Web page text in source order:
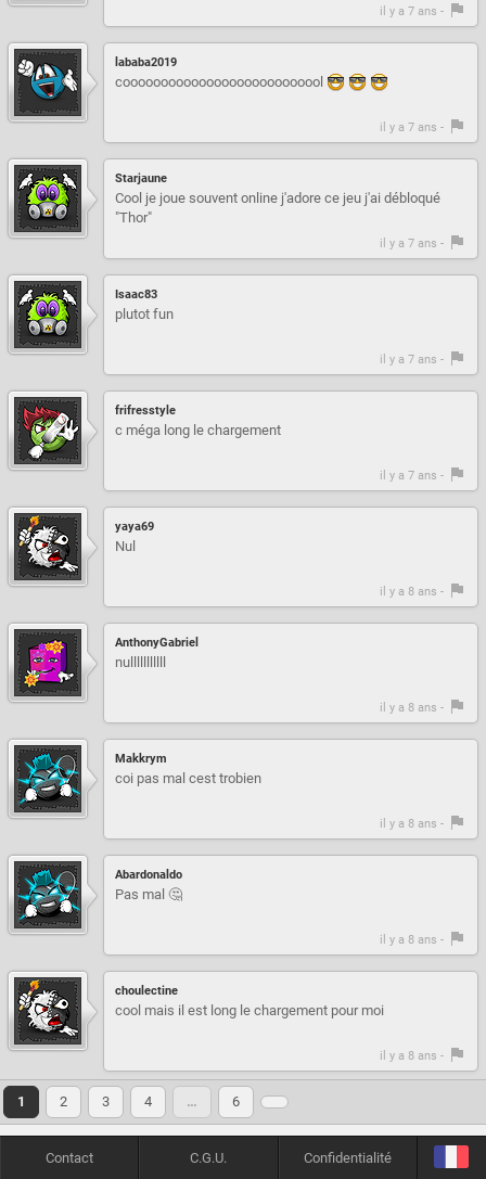
il y a 7 ans -
lababa2019
cooooooooooooooooooooooooool
il y a 7 ans -
Starjaune
Cool je joue souvent online j'adore ce jeu j'ai débloqué
"Thor"
il y a 7 ans -
Isaac83
plutot fun
il y a 7 ans -
frifresstyle
c méga long le chargement
il y a 7 ans -
yaya69
Nul
il y a 8 ans -
AnthonyGabriel
nulllllllllll
il y a 8 ans -
Makkrym
coi pas mal cest trobien
il y a 8 ans -
Abardonaldo
Pas mal 🤔
il y a 8 ans -
choulectine
cool mais il est long le chargement pour moi
il y a 8 ans -
1 2 3 4 … 6
Contact C.G.U. Confidentialité